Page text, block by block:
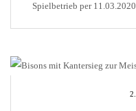
Spielbetrieb per
Fokus auf die Gesundheit,